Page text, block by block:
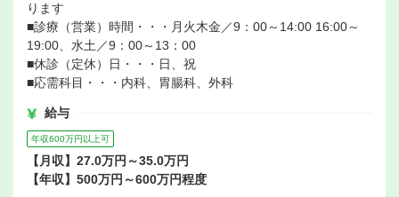
ります
■診療（営業）時間・・・月火木金／9：00～14:00 16:00～
19:00、水土／9：00～13：00
■休診（定休）日・・・日、祝
■応需科目・・・内科、胃腸科、外科
給与
年収600万円以上可
【月収】27.0万円～35.0万円
【年収】500万円～600万円程度